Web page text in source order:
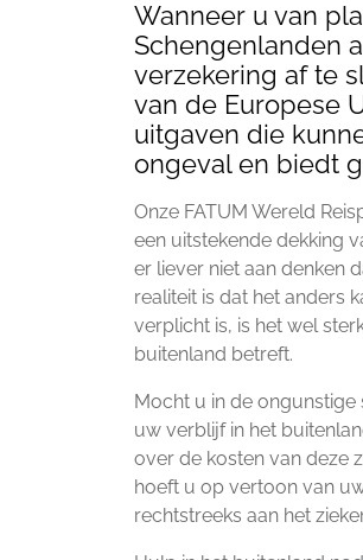
Wanneer u van
Schengenlanden
verzekering af te
van de Europese
uitgaven die
ongeval en biedt
Onze FATUM Wereld
een uitstekende dekking
er liever niet aan denken
realiteit is dat het anders
verplicht is, is het wel
buitenland betreft.
Mocht u in de
uw verblijf in het
over de kosten van deze
hoeft u op vertoon van
rechtstreeks aan het